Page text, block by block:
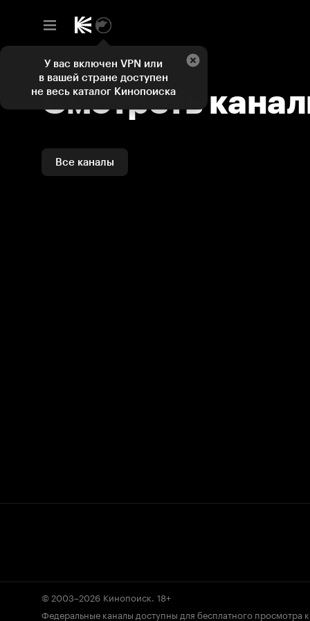
Смотреть
Все каналы
© 2003–2026 Кинопоиск. 18+
Федеральные каналы доступны для бесплатного просмотра
У вас включен VPN или
в вашей стране доступен
не весь каталог Кинопоиска